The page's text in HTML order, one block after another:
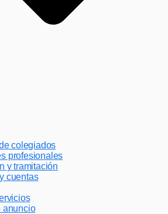
colegiados
profesionales
y tramitación
cuentas
anuncio